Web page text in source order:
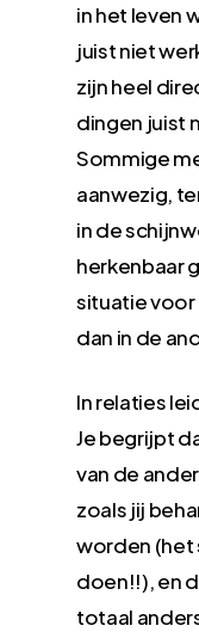
in het leven
juist niet
zijn heel
dingen juist
Sommige
aanwezig,
in de
herkenbaar
situatie
dan in de
In relaties
Je begrijpt
van de
zoals jij
worden (het
doen!!), en
totaal